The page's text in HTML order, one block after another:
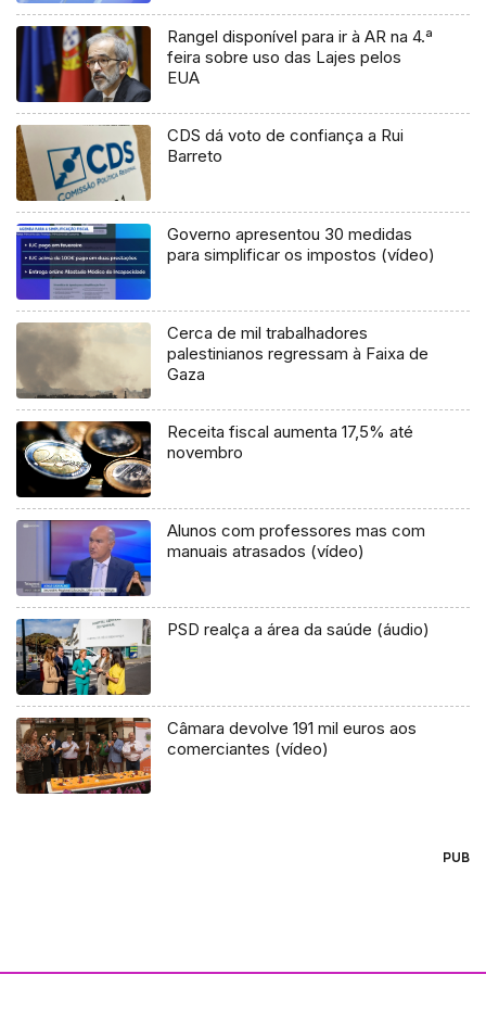
Rangel disponível para ir à AR na 4.ª
feira sobre uso das Lajes pelos
EUA
CDS dá voto de confiança a Rui
Barreto
Governo apresentou 30 medidas
para simplificar os impostos (vídeo)
Cerca de mil trabalhadores
palestinianos regressam à Faixa de
Gaza
Receita fiscal aumenta 17,5% até
novembro
Alunos com professores mas com
manuais atrasados (vídeo)
PSD realça a área da saúde (áudio)
Câmara devolve 191 mil euros aos
comerciantes (vídeo)
PUB